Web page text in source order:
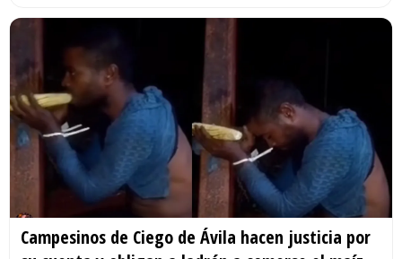
Campesinos de Ciego de Ávila hacen justicia por